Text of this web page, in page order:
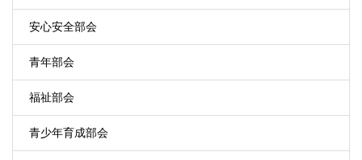
安心安全部会
青年部会
福祉部会
青少年育成部会